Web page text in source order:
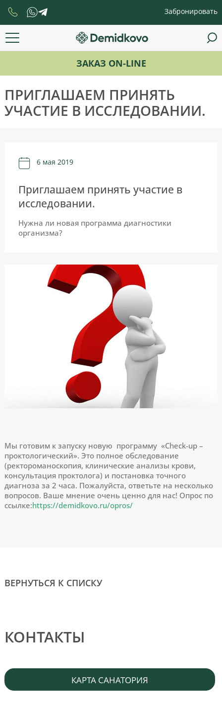
Забронировать
ЗАКАЗ ON-LINE
ПРИГЛАШАЕМ ПРИНЯТЬ
УЧАСТИЕ В ИССЛЕДОВАНИИ.
6 мая 2019
Приглашаем принять участие в
исследовании.
Нужна ли новая программа диагностики
организма?
Мы готовим к запуску новую программу «Check-up –
проктологический». Это полное обследование
(ректороманоскопия, клинические анализы крови,
консультация проктолога) и постановка точного
диагноза за 2 часа. Пожалуйста, ответьте на несколько
вопросов. Ваше мнение очень ценно для нас! Опрос по
ссылке:https://demidkovo.ru/opros/
ВЕРНУТЬСЯ К СПИСКУ
КОНТАКТЫ
КАРТА САНАТОРИЯ